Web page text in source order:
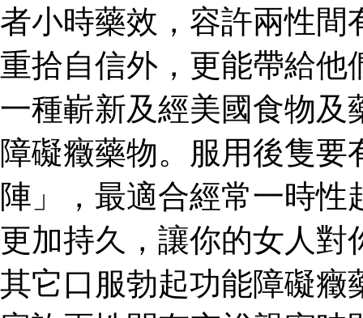
者小時藥效，容許兩性間
重拾自信外，更能帶給他
一種嶄新及經美國食物及
障礙癥藥物。服用後隻
陣」，最適合經常一時
更加持久，讓你的女人對
其它口服勃起功能障礙癥